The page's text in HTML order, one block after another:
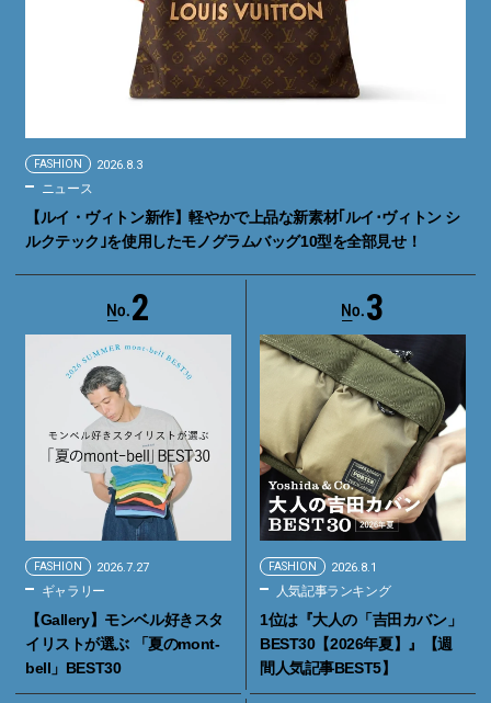
FASHION 2026.8.3
ニュース
【ルイ・ヴィトン新作】軽やかで上品な新素材｢ルイ･ヴィトン シ
ルクテック｣を使用したモノグラムバッグ10型を全部見せ！
2
FASHION 2026.7.27
ギャラリー
【Gallery】モンベル好きスタ
イリストが選ぶ 「夏のmont-
bell」BEST30
3
FASHION 2026.8.1
人気記事ランキング
1位は『大人の「吉田カバン」
BEST30【2026年夏】』【週
間人気記事BEST5】